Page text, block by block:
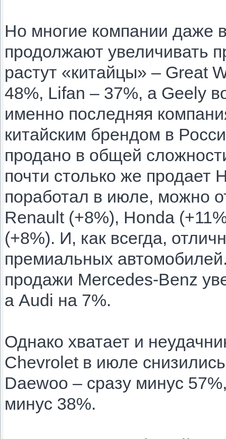
Но многие компании даже
продолжают увеличивать
растут «китайцы» – Great
48%, Lifan – 37%, а Geely
именно последняя
китайским брендом в
продано в общей
почти столько же продает
поработал в июле, можно
Renault (+8%), Honda
(+8%). И, как всегда,
премиальных
продажи Mercedes-Benz
а Audi на 7%.
Однако хватает и
Chevrolet в июле
Daewoo – сразу минус
минус 38%.